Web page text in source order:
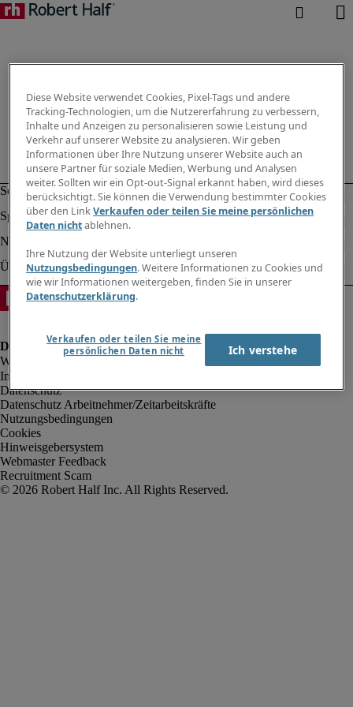
Impressum
Datenschutz
Datenschutz Arbeitnehmer/Zeitarbeitskräfte
Nutzungsbedingungen
Cookies
Hinweisgebersystem
Webmaster Feedback
Recruitment Scam
Diese Website verwendet Cookies, Pixel-Tags und andere
Tracking-Technologien, um die Nutzererfahrung zu verbessern,
Inhalte und Anzeigen zu personalisieren sowie Leistung und
Verkehr auf unserer Website zu analysieren. Wir geben
Informationen über Ihre Nutzung unserer Website auch an
unsere Partner für soziale Medien, Werbung und Analysen
weiter. Sollten wir ein Opt-out-Signal erkannt haben, wird dieses
berücksichtigt. Sie können die Verwendung bestimmter Cookies
über den LinkVerkaufen oder teilen Sie meine persönlichen
Daten nichtablehnen.
Ihre Nutzung der Website unterliegt unseren
Nutzungsbedingungen. Weitere Informationen zu Cookies und
wie wir Informationen weitergeben, finden Sie in unserer
Datenschutzerklärung.
Verkaufen oder teilen Sie meine
persönlichen Daten nicht
Ich verstehe